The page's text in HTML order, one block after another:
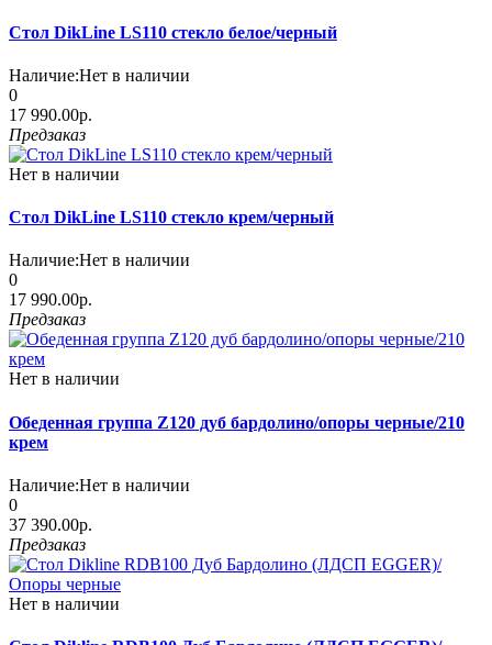
Стол DikLine LS110 стекло белое/черный
Наличие:Нет в наличии
0
17 990.00р.
Предзаказ
Нет в наличии
Стол DikLine LS110 стекло крем/черный
Наличие:Нет в наличии
0
17 990.00р.
Предзаказ
Нет в наличии
Обеденная группа Z120 дуб бардолино/опоры черные/210
крем
Наличие:Нет в наличии
0
37 390.00р.
Предзаказ
Нет в наличии